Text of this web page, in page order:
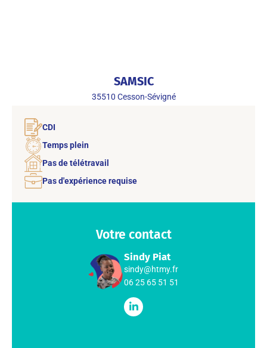
SAMSIC
35510 Cesson-Sévigné
CDI
Temps plein
Pas de télétravail
Pas d'expérience requise
Votre contact
Sindy Piat
sindy@htmy.fr
06 25 65 51 51